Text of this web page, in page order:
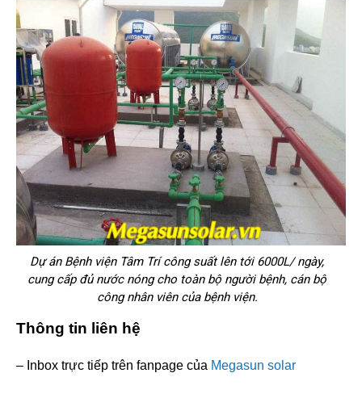
Dự án Bệnh viện Tâm Trí công suất lên tới 6000L/ ngày,
cung cấp đủ nước nóng cho toàn bộ người bệnh, cán bộ
công nhân viên của bệnh viện.
Thông tin liên hệ
– Inbox trực tiếp trên fanpage của Megasun solar